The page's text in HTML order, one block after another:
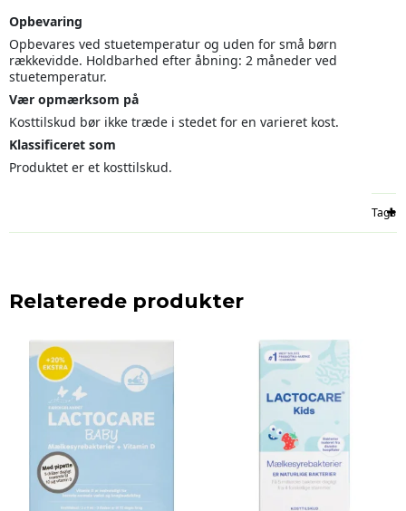
Opbevaring
Opbevares ved stuetemperatur og uden for små børn
rækkevidde. Holdbarhed efter åbning: 2 måneder ved
stuetemperatur.
Vær opmærksom på
Kosttilskud bør ikke træde i stedet for en varieret kost.
Klassificeret som
Produktet er et kosttilskud.
Tags
Relaterede produkter